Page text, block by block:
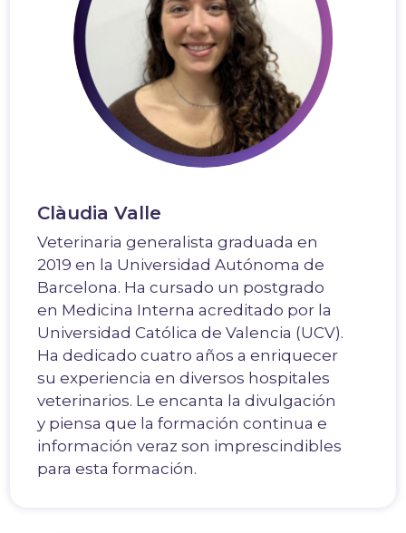
Clàudia Valle
Veterinaria generalista graduada en
2019 en la Universidad Autónoma de
Barcelona. Ha cursado un postgrado
en Medicina Interna acreditado por la
Universidad Católica de Valencia (UCV).
Ha dedicado cuatro años a enriquecer
su experiencia en diversos hospitales
veterinarios. Le encanta la divulgación
y piensa que la formación continua e
información veraz son imprescindibles
para esta formación.